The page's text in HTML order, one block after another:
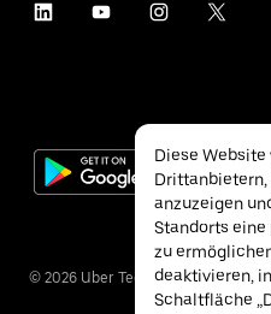
© 2026 Uber Technologies Inc.
Diese Website
Drittanbietern,
anzuzeigen
Standorts
zu
deaktivieren,
Schaltfläche